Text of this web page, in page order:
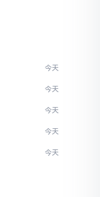
今天
今天
今天
今天
今天